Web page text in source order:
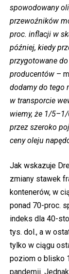
spowodowany
przewoźników
proc. inflacji w
później, kiedy
przygotowane
producentów –
dodamy do tego
w transporcie
wiemy, że 1/
przez szeroko
ceny oleju
Jak wskazuje
zmiany stawek
kontenerów, w
ponad 70-proc.
indeks dla 40-
tys. dol., a w
tylko w ciągu
poziom o blisko
pandemii.